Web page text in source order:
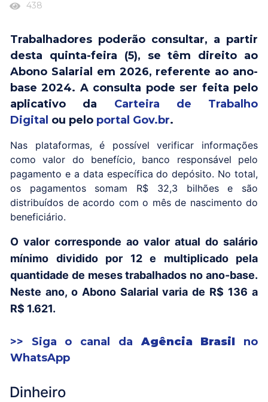
438
Trabalhadores poderão consultar, a partir
desta quinta-feira (5), se têm direito ao
Abono Salarial em 2026, referente ao ano-
base 2024. A consulta pode ser feita pelo
aplicativo da
Carteira de Trabalho
Digital ou pelo portal Gov.br.
Nas plataformas, é possível verificar informações
como valor do benefício, banco responsável pelo
pagamento e a data específica do depósito. No total,
os pagamentos somam R$ 32,3 bilhões e são
distribuídos de acordo com o mês de nascimento do
beneficiário.
O valor corresponde ao valor atual do salário
mínimo dividido por 12 e multiplicado pela
quantidade de meses trabalhados no ano-base.
Neste ano, o Abono Salarial varia de R$ 136 a
R$ 1.621.
>> Siga o canal da Agência Brasil
no
WhatsApp
Dinheiro